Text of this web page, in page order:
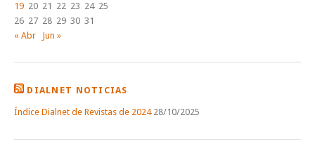
19 20 21 22 23 24 25
26 27 28 29 30 31
« Abr
Jun »
DIALNET NOTICIAS
Índice Dialnet de Revistas de 2024 28/10/2025